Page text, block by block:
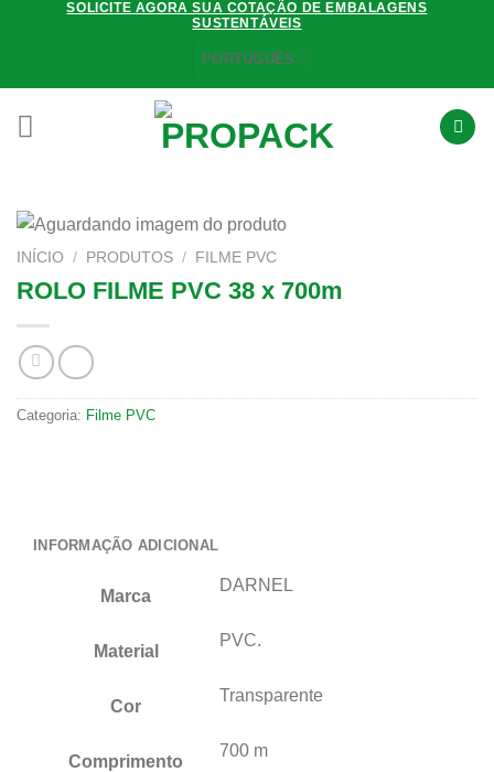
SOLICITE AGORA SUA COTAÇÃO DE EMBALAGENS
SUSTENTÁVEIS
PORTUGUÊS
INÍCIO / PRODUTOS / FILME PVC
ROLO FILME PVC 38 x 700m
Categoria: Filme PVC
INFORMAÇÃO ADICIONAL
Marca
DARNEL
Material
PVC.
Cor
Transparente
Comprimento
700 m